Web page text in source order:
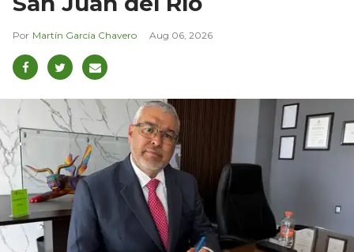
Martín García Chavero Aug 06, 2026